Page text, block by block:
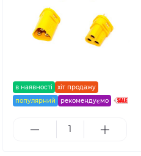
в наявності
хіт продажу
популярний
рекомендуємо